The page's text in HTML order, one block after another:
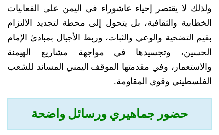
ولذلك لا يقتصر إحياء عاشوراء في اليمن على الفعاليات
الخطابية والثقافية، بل يتحول إلى محطة لتجديد الالتزام
بقيم التضحية والوعي والثبات، وربط الأجيال بمبادئ الإمام
الحسين، وتجسيدها في مواجهة مشاريع الهيمنة
والاستعمار، وفي مقدمتها الموقف اليمني المساند للشعب
الفلسطيني وقوى المقاومة.
حضور جماهيري ورسائل واضحة